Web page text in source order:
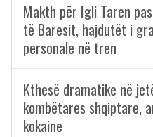
Makth për Igli Taren
të Baresit, hajdutët i
personale në tren
Kthesë dramatike në
kombëtares shqiptare,
kokaine